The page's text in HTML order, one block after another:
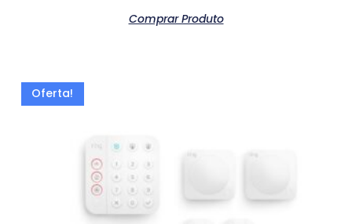
Comprar Produto
Oferta!